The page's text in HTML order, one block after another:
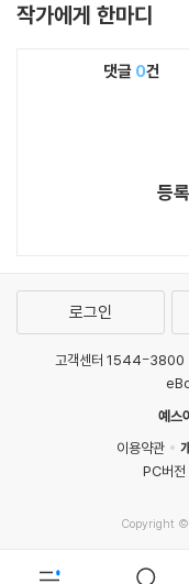
작가에게 한마디
댓글 0건
등
로그인
고객센터 1544-3800
예스
이용약관
PC버전
Copyright ©